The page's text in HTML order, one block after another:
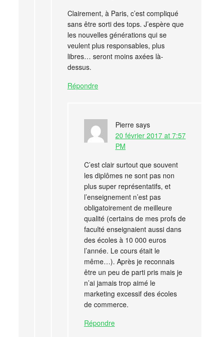
Clairement, à Paris, c’est compliqué
sans être sorti des tops. J’espère que
les nouvelles générations qui se
veulent plus responsables, plus
libres… seront moins axées là-
dessus.
Répondre
Pierre says
20 février 2017 at 7:57
PM
C’est clair surtout que souvent
les diplômes ne sont pas non
plus super représentatifs, et
l’enseignement n’est pas
obligatoirement de meilleure
qualité (certains de mes profs de
faculté enseignaient aussi dans
des écoles à 10 000 euros
l’année. Le cours était le
même…). Après je reconnais
être un peu de parti pris mais je
n’ai jamais trop aimé le
marketing excessif des écoles
de commerce.
Répondre